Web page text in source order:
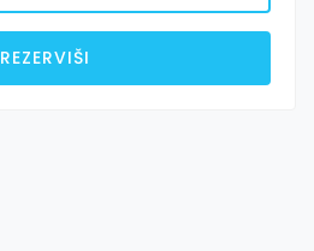
REZERVIŠI